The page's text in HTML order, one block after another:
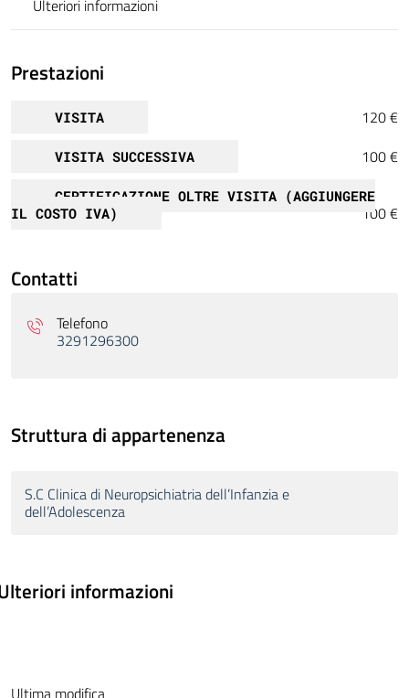
Ulteriori informazioni
Prestazioni
VISITA 120 €
VISITA SUCCESSIVA 100 €
CERTIFICAZIONE OLTRE VISITA (AGGIUNGERE
IL COSTO IVA)
100 €
Contatti
Telefono
3291296300
Struttura di appartenenza
S.C Clinica di Neuropsichiatria dell’Infanzia e
dell’Adolescenza
informazioni